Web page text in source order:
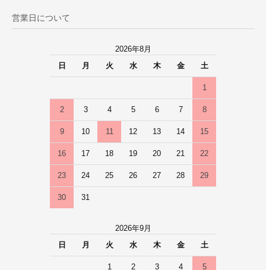
営業日について
2026年8月
日
月 火 水 木 金 土
1
2 3 4 5 6 7 8
9 10 11 12 13 14 15
16 17 18 19 20 21 22
23 24 25 26 27 28 29
30 31
2026年9月
日
月 火 水 木 金 土
1 2 3 4 5